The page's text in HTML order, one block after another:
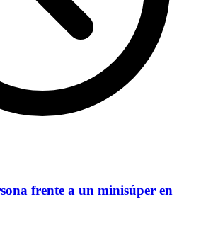
frente a un minisúper en